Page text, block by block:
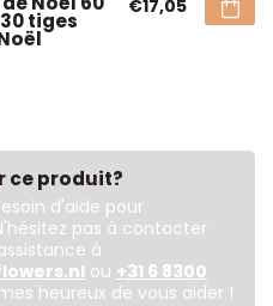
tiges
€17,05
ce produit?
d'aide pour
pas à contacter
à
ou +31 6 8300
heureux de vous aider !